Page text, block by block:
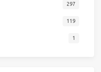
297
119
1